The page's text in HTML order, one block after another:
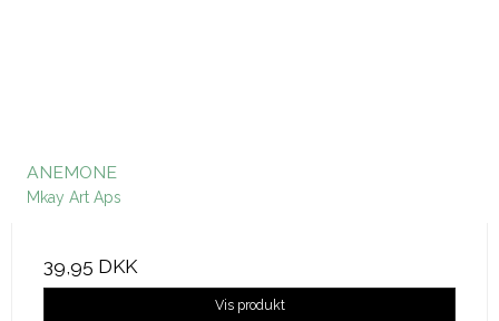
ANEMONE
Mkay Art Aps
39,95 DKK
Vis produkt